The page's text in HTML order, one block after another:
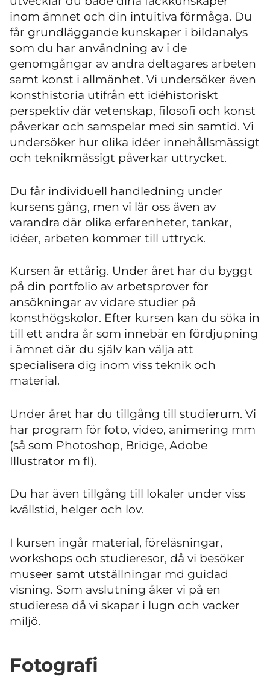
inom ämnet och din intuitiva förmåga. Du
får grundläggande kunskaper i bildanalys
som du har användning av i de
genomgångar av andra deltagares arbeten
samt konst i allmänhet. Vi undersöker även
konsthistoria utifrån ett idéhistoriskt
perspektiv där vetenskap, filosofi och konst
påverkar och samspelar med sin samtid. Vi
undersöker hur olika idéer innehållsmässigt
och teknikmässigt påverkar uttrycket.
Du får individuell handledning under
kursens gång, men vi lär oss även av
varandra där olika erfarenheter, tankar,
idéer, arbeten kommer till uttryck.
Kursen är ettårig. Under året har du byggt
på din portfolio av arbetsprover för
ansökningar av vidare studier på
konsthögskolor. Efter kursen kan du söka in
till ett andra år som innebär en fördjupning
i ämnet där du själv kan välja att
specialisera dig inom viss teknik och
material.
Under året har du tillgång till studierum. Vi
har program för foto, video, animering mm
(så som Photoshop, Bridge, Adobe
Illustrator m fl).
Du har även tillgång till lokaler under viss
kvällstid, helger och lov.
I kursen ingår material, föreläsningar,
workshops och studieresor, då vi besöker
museer samt utställningar md guidad
visning. Som avslutning åker vi på en
studieresa då vi skapar i lugn och vacker
miljö.
Fotografi